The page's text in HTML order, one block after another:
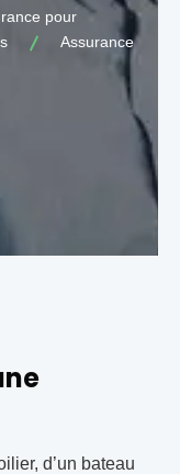
pour
Assurance
d’un bateau